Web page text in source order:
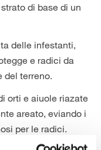
di base di un
delle infestanti,
e radici da
del terreno.
orti e aiuole riazate
areato, eviando i
per le radici.